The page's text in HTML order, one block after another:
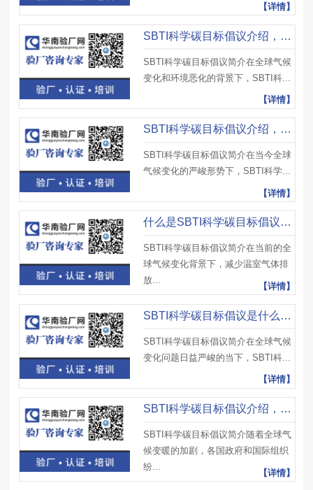
【详情】
SBTI科学碳目标倡议介绍，SBTI核心要素、取得成果及重要作用
SBTI科学碳目标倡议简介在全球气候
变化和环境恶化的背景下，SBTI科...
【详情】
SBTI科学碳目标倡议介绍，SBTI科学碳目标倡议重点及注意事项
SBTI科学碳目标倡议简介在当今全球
气候变化的严峻形势下，SBTI科学...
【详情】
什么是SBTI科学碳目标倡议？SBTI核心是什么？如何才能实现科学碳目标？
SBTI科学碳目标倡议简介在当前的全
球气候变化背景下，减少温室气体排
放...
【详情】
SBTI科学碳目标倡议是什么认证？有哪些注意事项？
SBTI科学碳目标倡议简介在全球气候
变化问题日益严峻的当下，SBTI科...
【详情】
​SBTI科学碳目标倡议介绍，SBTI科学碳目标倡议实施路径及注意事项
SBTI科学碳目标倡议简介随着全球气
候变暖的加剧，各国政府和国际组织
纷...
【详情】